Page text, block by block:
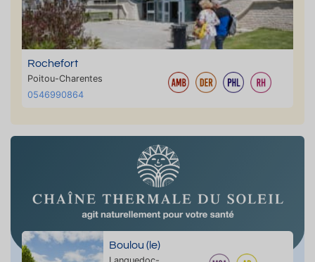
Rochefort
Poitou-Charentes
0546990864
Boulou (le)